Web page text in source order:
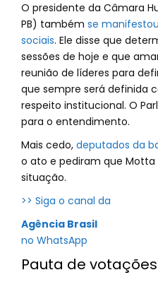
O presidente da Câmara
PB) também se
sociais. Ele disse que
sessões de hoje e que
reunião de líderes para
que sempre será definida
respeito institucional. O
para o entendimento.
Mais cedo, deputados da
o ato e pediram que
situação.
>> Siga o canal da
Agência Brasil
no WhatsApp
Pauta de votações